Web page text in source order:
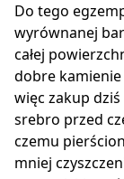
Do tego
wyrównanej
całej
dobre
więc zakup
srebro przed
czemu
mniej